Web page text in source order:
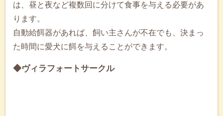
は、昼と夜など複数回に分けて食事を与える必要があ
ります。
自動給餌器があれば、飼い主さんが不在でも、決まっ
た時間に愛犬に餌を与えることができます。
◆ヴィラフォートサークル